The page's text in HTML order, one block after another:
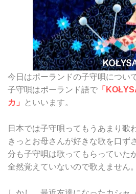
今日はポーランドの子守唄につい
子守唄はポーランド語で 「
カ」
といいます。
日本では子守唄ってもうあまり歌
きっとお母さんが好きな歌を口ず
分も子守唄は歌ってもらっていた
全然覚えていないので歌えません。